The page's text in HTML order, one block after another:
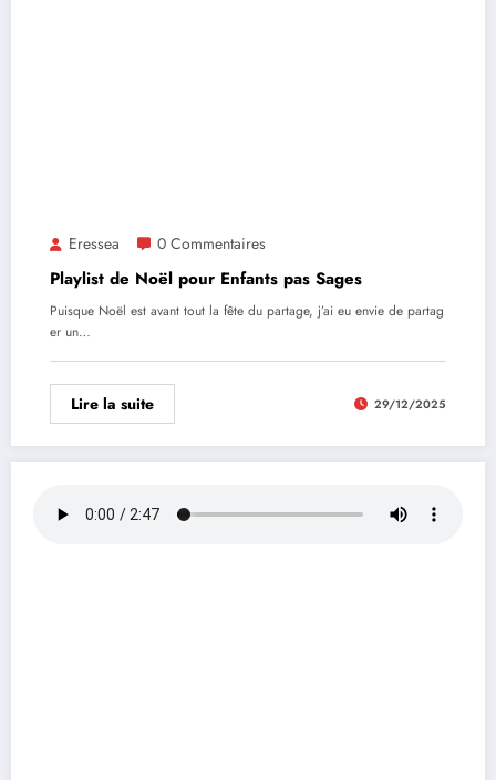
Eressea 0 Commentaires
Playlist de Noël pour Enfants pas Sages
Puisque Noël est avant tout la fête du partage, j’ai eu envie de partag
er un…
Lire la suite 29/12/2025